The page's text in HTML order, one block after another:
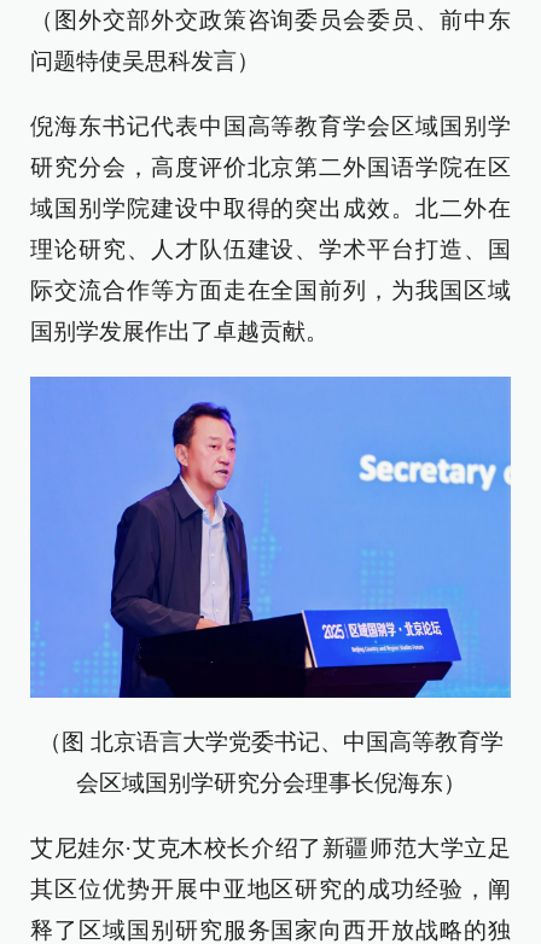
（图外交部外交政策咨询委员会委员、前中东
问题特使吴思科发言）
倪海东书记代表中国高等教育学会区域国别学
研究分会，高度评价北京第二外国语学院在区
域国别学院建设中取得的突出成效。北二外在
理论研究、人才队伍建设、学术平台打造、国
际交流合作等方面走在全国前列，为我国区域
国别学发展作出了卓越贡献。
（图 北京语言大学党委书记、中国高等教育学
会区域国别学研究分会理事长倪海东）
艾尼娃尔·艾克木校长介绍了新疆师范大学立足
其区位优势开展中亚地区研究的成功经验，阐
释了区域国别研究服务国家向西开放战略的独